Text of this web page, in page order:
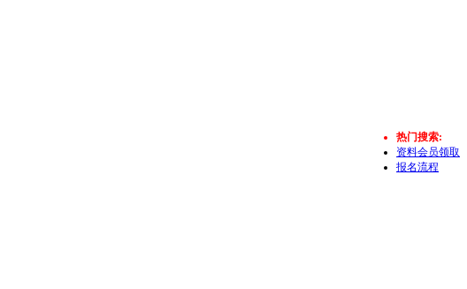
热门搜索:
资料会员领取
报名流程